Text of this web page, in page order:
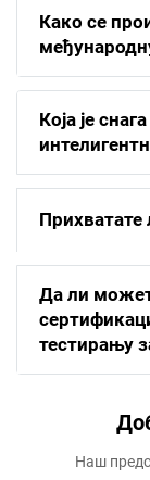
Како се
Која је
Да ли
тестирању
Наш